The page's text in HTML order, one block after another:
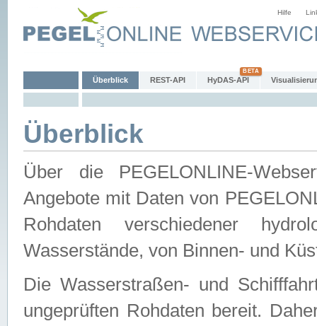
Hilfe
Überblick REST-API HyDAS-API
Überblick
Über die PEGELONLINE-
Angebote mit Daten von
Rohdaten verschiedener
Wasserstände, von Binnen- und
Die Wasserstraßen- und
ungeprüften Rohdaten bereit.